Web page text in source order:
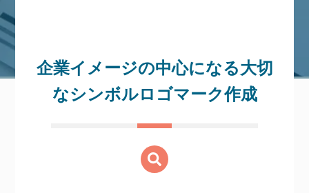
企業イメージの中心になる大切
なシンボルロゴマーク作成